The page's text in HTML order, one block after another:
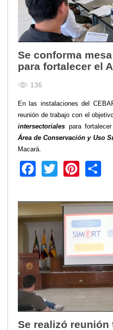
Se conforma
para fortalecer el
136
En las instalaciones del
reunión de trabajo con el
intersectoriales para
Área de Conservación y Uso
Macará.
Facebook
Twitter
Se realizó reunión